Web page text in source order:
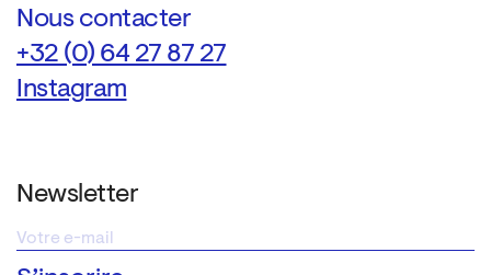
Nous contacter
+32 (0) 64 27 87 27
Instagram
Newsletter